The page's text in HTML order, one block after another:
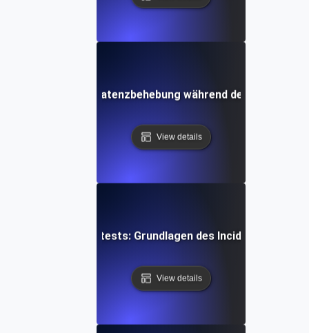
Netzwerk-Latenzbehebung während der Lasttests
View details
Opsgenie für Lasttests: Grundlagen des Incident
View details